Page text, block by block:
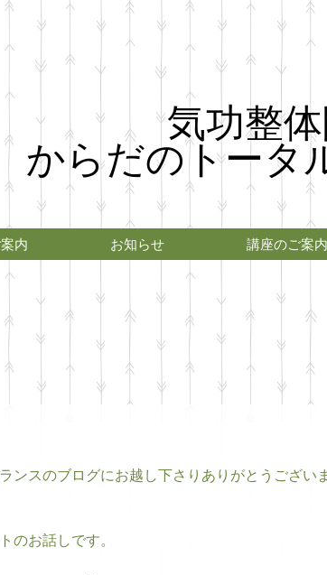
気功整
からだのトータ
内 お知らせ 講座のご案内
ンスのブログにお越し下さりありがとうございま
のお話しです。